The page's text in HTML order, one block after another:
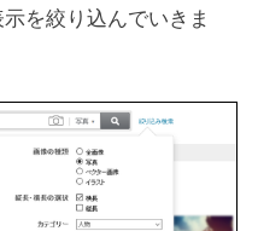
を絞り込んでいきま